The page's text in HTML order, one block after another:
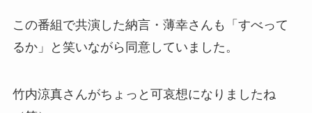
この番組で共演した納言・薄幸さんも「すべって
るか」と笑いながら同意していました。
竹内涼真さんがちょっと可哀想になりましたね